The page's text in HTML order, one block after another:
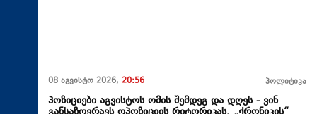
08 აგვისტო 2026, 20:56 პოლიტიკა
პოზიციები აგვისტოს ომის შემდეგ და დღეს - ვინ